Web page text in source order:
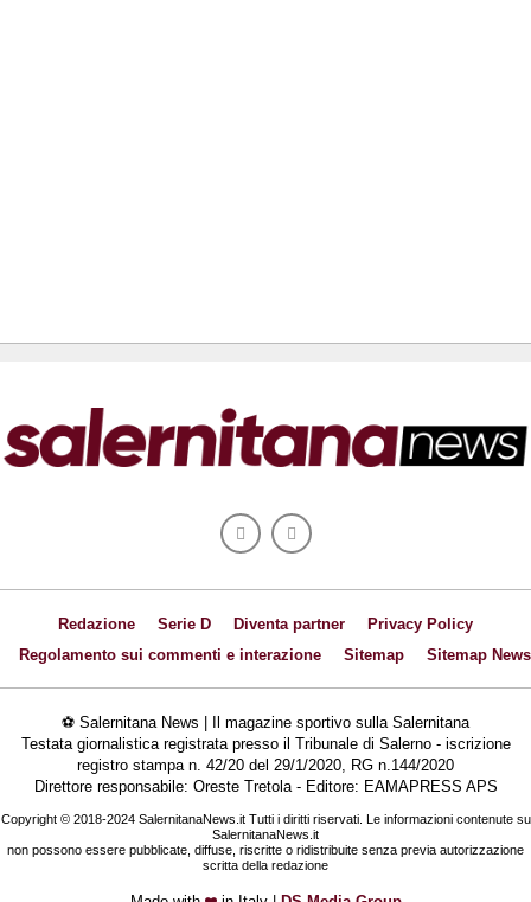
Redazione Serie D Diventa partner
Privacy Policy
Regolamento sui commenti e interazione
Sitemap Sitemap News
⚽ Salernitana News | Il magazine sportivo sulla Salernitana
Testata giornalistica registrata presso il Tribunale di Salerno - iscrizione
registro stampa n. 42/20 del 29/1/2020, RG n.144/2020
Direttore responsabile: Oreste Tretola - Editore: EAMAPRESS APS
Copyright © 2018-2024 SalernitanaNews.it Tutti i diritti riservati. Le informazioni contenute su
SalernitanaNews.it
non possono essere pubblicate, diffuse, riscritte o ridistribuite senza previa autorizzazione
scritta della redazione